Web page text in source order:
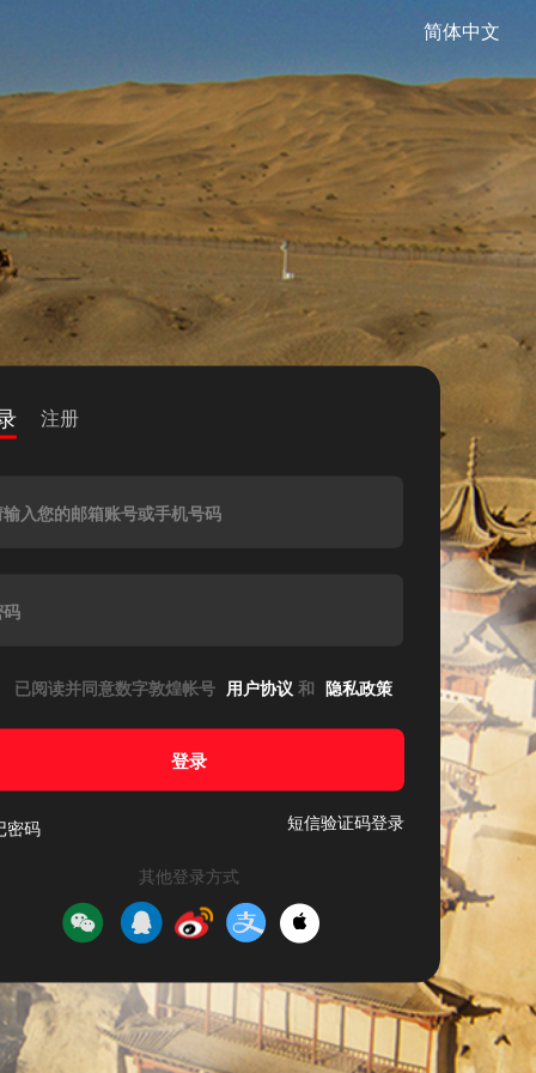
简体中文
注册
入您的邮箱账号或手机号码
已阅读并同意数字敦煌帐号 用户协议 和 隐私政策
登录
密码 短信验证码登录
其他登录方式